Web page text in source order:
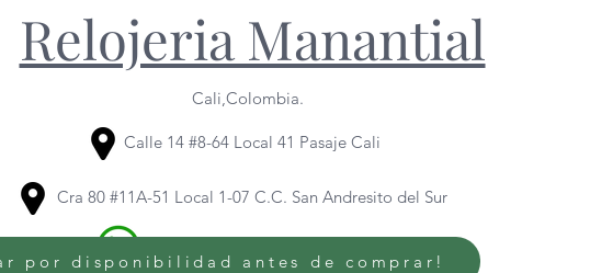
por disponibilidad antes de comprar!
Relojeria Manantial
Cali,Colombia.
Calle 14 #8-64 Local 41 Pasaje Cali
Cra 80 #11A-51 Local 1-07 C.C. San Andresito del Sur